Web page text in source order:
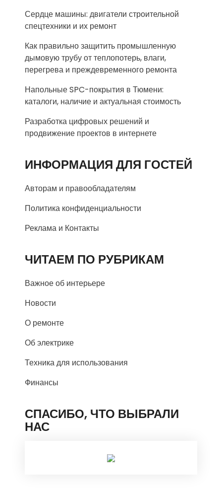
Сердце машины: двигатели строительной
спецтехники и их ремонт
Как правильно защитить промышленную
дымовую трубу от теплопотерь, влаги,
перегрева и преждевременного ремонта
Напольные SPC-покрытия в Тюмени:
каталоги, наличие и актуальная стоимость
Разработка цифровых решений и
продвижение проектов в интернете
ИНФОРМАЦИЯ ДЛЯ ГОСТЕЙ
Авторам и правообладателям
Политика конфиденциальности
Реклама и Контакты
ЧИТАЕМ ПО РУБРИКАМ
Важное об интерьере
Новости
О ремонте
Об электрике
Техника для использования
Финансы
СПАСИБО, ЧТО ВЫБРАЛИ
НАС